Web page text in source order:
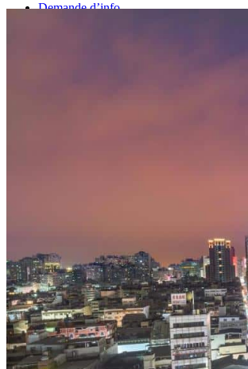
Demande d’info